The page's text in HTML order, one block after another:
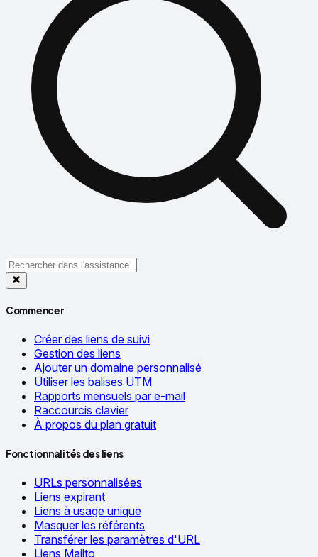
Commencer
Créer des liens de suivi
Gestion des liens
Ajouter un domaine personnalisé
Utiliser les balises UTM
Rapports mensuels par e-mail
Raccourcis clavier
À propos du plan gratuit
Fonctionnalités des liens
URLs personnalisées
Liens expirant
Liens à usage unique
Masquer les référents
Transférer les paramètres d'URL
Liens Mailto